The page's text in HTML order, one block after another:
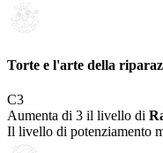
Torte e l'arte della
C3
Aumenta di 3 il livello di
Il livello di potenziamento